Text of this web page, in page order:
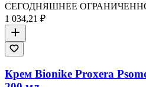
СЕГОДНЯШНЕЕ
1 034,21 ₽
Крем Bionike Proxera